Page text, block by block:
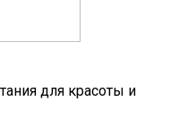
для красоты и